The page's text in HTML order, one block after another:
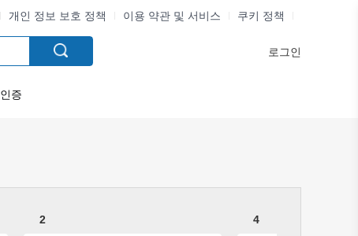
개인 정보 보호 정책 이용 약관 및 서비스 쿠키 정책
로그인
인증
2 4